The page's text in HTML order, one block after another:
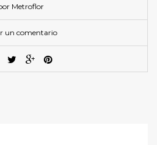
Metroflor
un comentario